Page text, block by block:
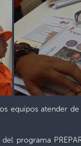
equipos atender
programa